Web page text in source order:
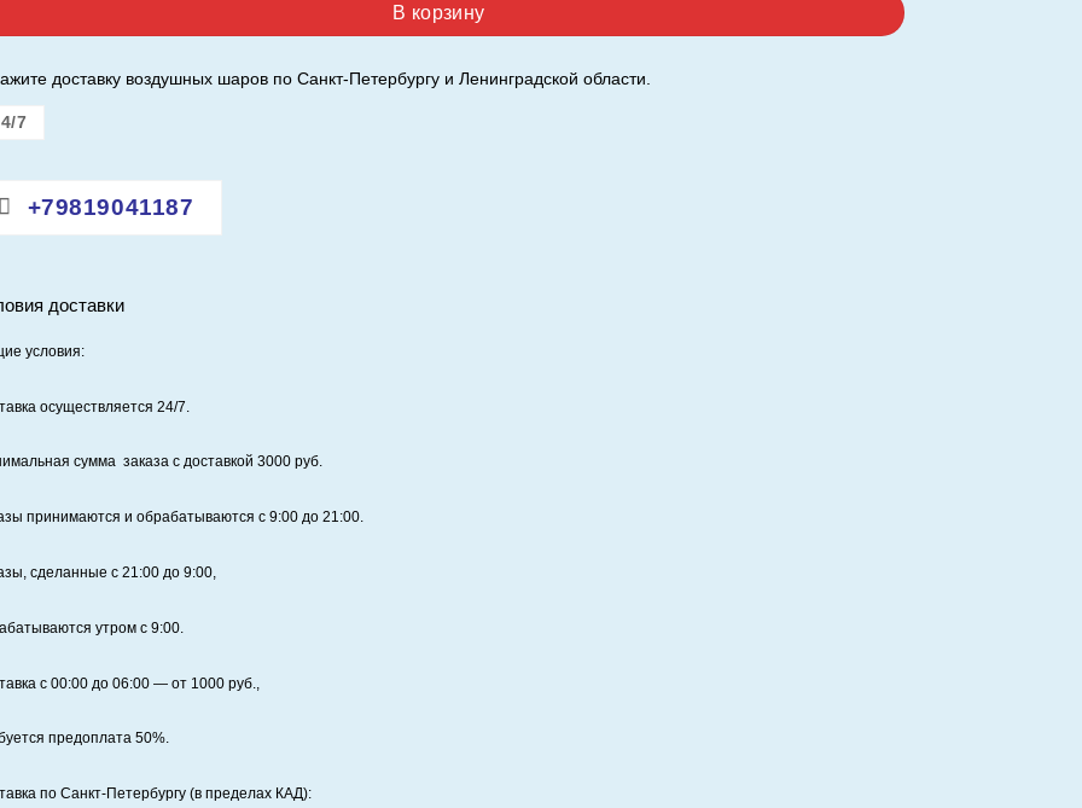
В корзину
доставку воздушных шаров по Санкт-Петербургу и Ленинградской области.
7
+79819041187
доставки
условия:
осуществляется 24/7
сумма заказа с доставкой 3000 руб.
принимаются и обрабатываются с 9:00 до 21:00.
сделанные с 21:00 до 9:00,
утром с 9:00.
с 00:00 до 06:00 — от 1000руб.,
предоплата 50%.
по Санкт‑Петербургу (в пределах КАД):